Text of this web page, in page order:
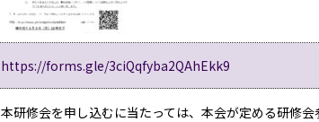
https://forms.gle/3ciQqfyba2QAhEkk9
本研修会を申し込むに当たっては、本会が定める研修